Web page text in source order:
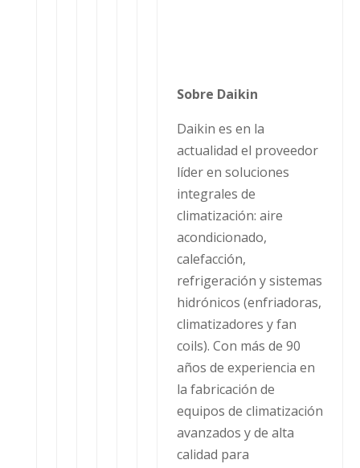
Sobre Daikin
Daikin es en la
actualidad el proveedor
líder en soluciones
integrales de
climatización: aire
acondicionado,
calefacción,
refrigeración y sistemas
hidrónicos (enfriadoras,
climatizadores y fan
coils). Con más de 90
años de experiencia en
la fabricación de
equipos de climatización
avanzados y de alta
calidad para